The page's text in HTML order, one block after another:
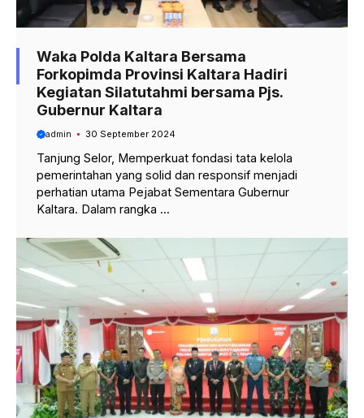
Waka Polda Kaltara Bersama
Forkopimda Provinsi Kaltara Hadiri
Kegiatan Silatutahmi bersama Pjs.
Gubernur Kaltara
admin 30 September 2024
Tanjung Selor, Memperkuat fondasi tata kelola
pemerintahan yang solid dan responsif menjadi
perhatian utama Pejabat Sementara Gubernur
Kaltara. Dalam rangka ...